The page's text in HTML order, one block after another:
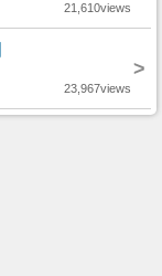
21,610views
>
23,967views